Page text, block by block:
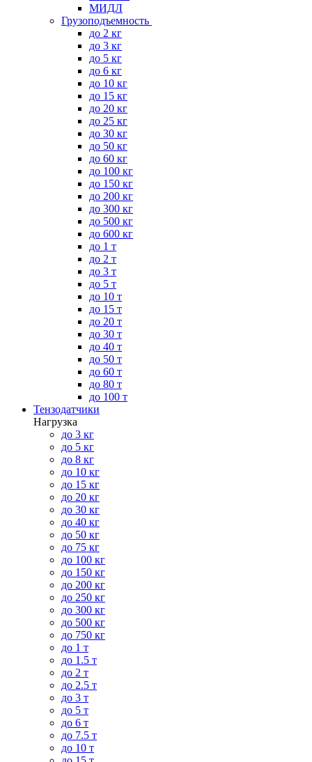
МИДЛ
Грузоподъемность
до 2 кг
до 3 кг
до 5 кг
до 6 кг
до 10 кг
до 15 кг
до 20 кг
до 25 кг
до 30 кг
до 50 кг
до 60 кг
до 100 кг
до 150 кг
до 200 кг
до 300 кг
до 500 кг
до 600 кг
до 1 т
до 2 т
до 3 т
до 5 т
до 10 т
до 15 т
до 20 т
до 30 т
до 40 т
до 50 т
до 60 т
до 80 т
до 100 т
Тензодатчики
Нагрузка
до 3 кг
до 5 кг
до 8 кг
до 10 кг
до 15 кг
до 20 кг
до 30 кг
до 40 кг
до 50 кг
до 75 кг
до 100 кг
до 150 кг
до 200 кг
до 250 кг
до 300 кг
до 500 кг
до 750 кг
до 1 т
до 1.5 т
до 2 т
до 2.5 т
до 3 т
до 5 т
до 6 т
до 7.5 т
до 10 т